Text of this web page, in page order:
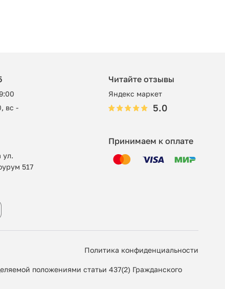
вс -
Читайте отзывы
Яндекс маркет
5.0
ул.
517
Принимаем к оплате
Политика конфиденциальности
положениями статьи 437(2) Гражданского